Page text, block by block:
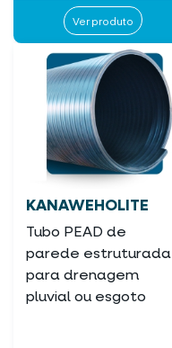
Ver produto
KANAWEHOLITE
Tubo PEAD de
parede estruturada
para drenagem
pluvial ou esgoto